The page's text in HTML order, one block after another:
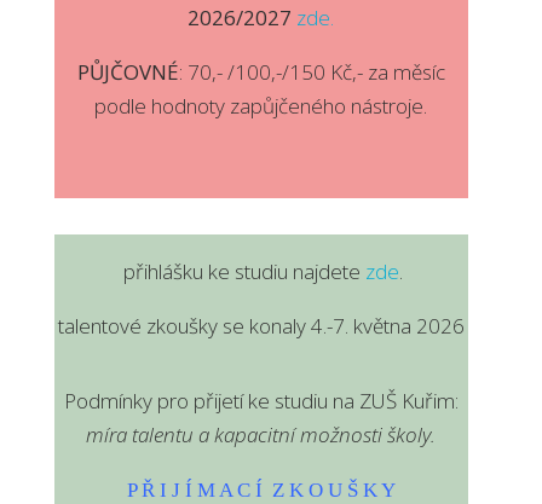
2026/2027 zde.
PŮJČOVNÉ: 70,- /100,-/150 Kč,- za měsíc
podle hodnoty zapůjčeného nástroje.
přihlášku ke studiu najdete zde.
talentové zkoušky se konaly 4.-7. května 2026
Podmínky pro přijetí ke studiu na ZUŠ Kuřim:
míra talentu akapacitní možnosti školy.
P Ř I J Í M A C Í Z K O U Š K Y